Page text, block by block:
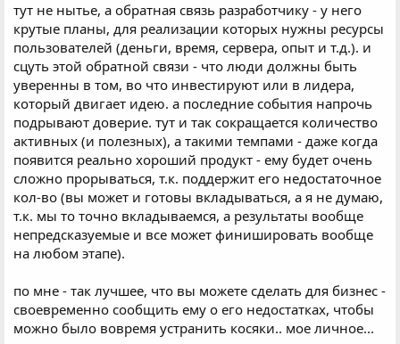
тут не нытье, а обратная связь разработчику - у него
крутые планы, для реализации которых нужны ресурсы
пользователей (деньги, время, сервера, опыт и т.д.). и
сцуть этой обратной связи - что люди должны быть
уверенны в том, во что инвестируют или в лидера,
который двигает идею. а последние события напрочь
подрывают доверие. тут и так сокращается количество
активных (и полезных), а такими темпами - даже когда
появится реально хороший продукт - ему будет очень
сложно прорываться, т.к. поддержит его недостаточное
кол-во (вы может и готовы вкладываться, а я не думаю,
т.к. мы то точно вкладываемся, а результаты вообще
непредсказуемые и все может финишировать вообще
на любом этапе).
по мне - так лучшее, что вы можете сделать для бизнес -
своевременно сообщить ему о его недостатках, чтобы
можно было вовремя устранить косяки.. мое личное...